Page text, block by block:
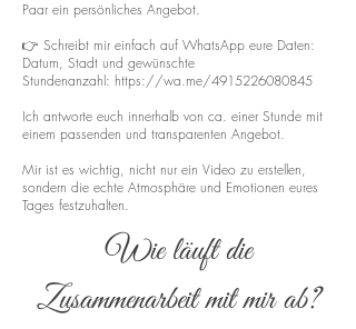
Paar ein persönliches Angebot.
👉 Schreibt mir einfach auf WhatsApp eure Daten:
Datum, Stadt und gewünschte
Stundenanzahl: https://wa.me/4915226080845
Ich antworte euch innerhalb von ca. einer Stunde mit
einem passenden und transparenten Angebot.
Mir ist es wichtig, nicht nur ein Video zu erstellen,
sondern die echte Atmosphäre und Emotionen eures
Tages festzuhalten.
Wie läuft die
Zusammenarbeit mit mir ab?